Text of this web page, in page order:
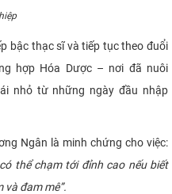
thạc sĩ và tiếp tục theo đuổi
hợp Hóa Dược – nơi đã nuôi
nhỏ từ những ngày đầu nhập
là minh chứng cho việc:
thể chạm tới đỉnh cao nếu biết
đam mê”.